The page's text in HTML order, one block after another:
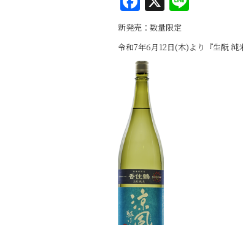
a
c
e
b
o
o
k
e
新発売：数量限定
令和7年6月12日(木)より『生酛 純